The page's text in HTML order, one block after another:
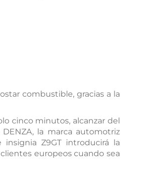
TANG
combustible, gracias a la
cinco minutos, alcanzar del
la marca automotriz
Z9GT introducirá la
europeos cuando sea